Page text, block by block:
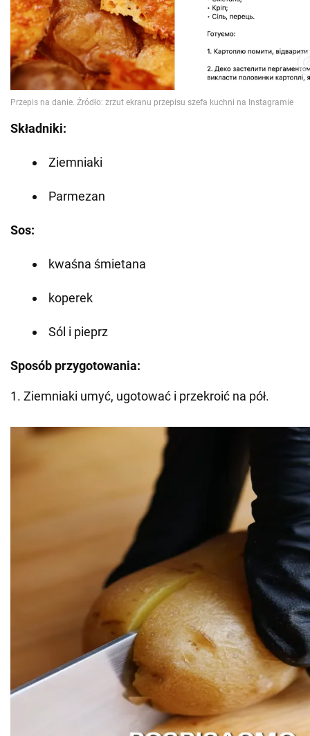
Składniki:
Ziemniaki
Parmezan
Sos:
kwaśna śmietana
koperek
Sól i pieprz
Sposób przygotowania:
1. Ziemniaki umyć, ugotować i przekroić na pół.